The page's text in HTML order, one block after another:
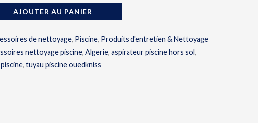
AJOUTER AU PANIER
de nettoyage, Piscine, Produits d'entretien & Nettoyage
nettoyage piscine, Algerie, aspirateur piscine hors sol,
, tuyau piscine ouedkniss